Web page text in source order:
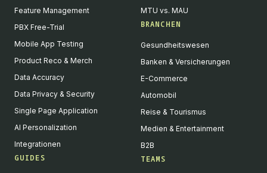
Feature Management
PBX Free-Trial
Mobile App Testing
Product Reco & Merch
Data Accuracy
Data Privacy & Security
Single Page Application
AI Personalization
Integrationen
GUIDES
MTU vs. MAU
BRANCHEN
Gesundheitswesen
Banken & Versicherungen
E-Commerce
Automobil
Reise & Tourismus
Medien & Entertainment
B2B
TEAMS